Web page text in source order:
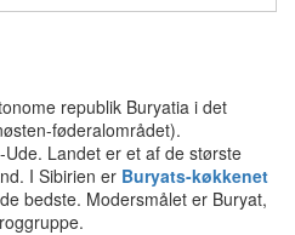
republik Buryatia i det
føderalområdet).
Ude. Landet er et af de største
I Sibirien er Buryats-køkkenet
bedste. Modersmålet er Buryat,